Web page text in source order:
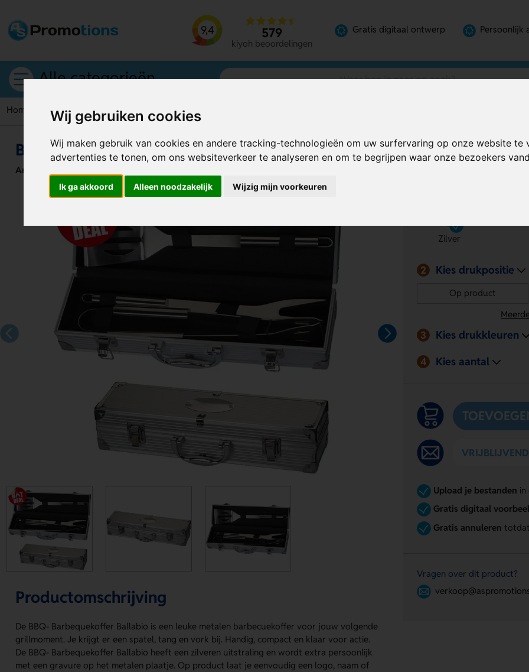
Wij gebruiken cookies
Wij maken gebruik van cookies en andere tracking-technologieën om uw surfervaring op onze website te
advertenties te tonen, om ons websiteverkeer te analyseren en om te begrijpen waar onze bezoekers
Ik ga akkoord Alleen noodzakelijk Wijzig mijn voorkeuren
9,4 579
kiyoh beoordelingen
Gratis digitaal ontwerp Persoonlijk
Alle categorieën
Home BBQ sets BBQ- Barbequekoffer Ballabio
BBQ- Barbequekoffer Ballabio
Artikelnummer:
Productomschrijving
De BBQ- Barbequekoffer Ballabio is een leuke metalen barbecuekoffer voor jouw volgende
grillmoment. Je krijgt er een spatel, tang en vork bij. Handig, compact en klaar voor actie.
De BBQ- Barbequekoffer Ballabio heeft een zilveren uitstraling en wordt extra persoonlijk
met een gravure op het metalen plaatje. Op product laat je eenvoudig een logo, naam of
Bereken mijn
Zilver
2 Kies drukpositie
Op product
3 Kies drukkleuren
4 Kies aantal
Upload je bestanden
Gratis digitaal
Gratis annuleren
Vragen over dit product?